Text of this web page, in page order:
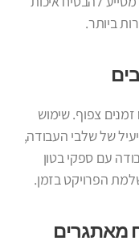
ביותר.
זמנים צפוף. שימוש
של שלבי העבודה,
עם ספקי בטון
הפרויקט בזמן.